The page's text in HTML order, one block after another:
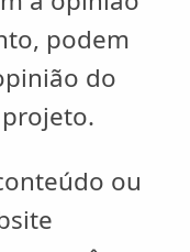
podem
do
ou